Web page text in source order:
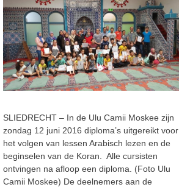
SLIEDRECHT – In de Ulu Camii Moskee zijn
zondag 12 juni 2016 diploma’s uitgereikt voor
het volgen van lessen Arabisch lezen en de
beginselen van de Koran. Alle cursisten
ontvingen na afloop een diploma. (Foto Ulu
Camii Moskee) De deelnemers aan de